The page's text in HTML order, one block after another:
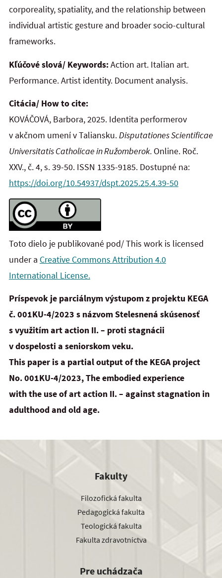
corporeality, spatiality, and the relationship between
individual artistic gesture and broader socio-cultural
frameworks.
Kľúčové slová/ Keywords:Action art. Italian art.
Performance. Artist identity. Document analysis.
Citácia/ How to cite:
KOVÁČOVÁ, Barbora, 2025. Identita performerov
v akčnom umení v Taliansku.Disputationes Scientificae
Universitatis Catholicae in Ružomberok. Online. Roč.
XXV., č. 4, s. 39-50. ISSN 1335-9185. Dostupné na:
https://doi.org/10.54937/dspt.2025.25.4.39-50
Toto dielo je publikované pod/ This work is licensed
under a Creative Commons Attribution 4.0
International License.
Príspevok je parciálnym výstupom z projektu KEGA
č. 001KU-4/2023 s názvom Stelesnená skúsenosť
s využitím art action II. – proti stagnácii
v dospelosti a seniorskom veku.
This paper is a partial output of the KEGA project
No. 001KU-4/2023, The embodied experience
withthe useof art action II. – against stagnation in
adulthood and old age.
Fakulty
Filozofická fakulta
Pedagogická fakulta
Teologická fakulta
Fakulta zdravotníctva
Pre uchádzača